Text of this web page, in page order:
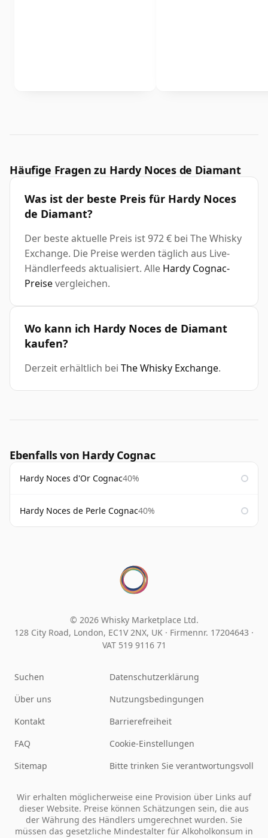
Häufige Fragen zu Hardy Noces de Diamant
Was ist der beste Preis für Hardy Noces
de Diamant?
Der beste aktuelle Preis ist 972 € bei The Whisky
Exchange. Die Preise werden täglich aus Live-
Händlerfeeds aktualisiert. Alle Hardy Cognac-
Preisevergleichen.
Wo kann ich Hardy Noces de Diamant
kaufen?
Derzeit erhältlich bei The Whisky Exchange.
Ebenfalls von Hardy Cognac
Hardy Noces d'Or Cognac40%
Hardy Noces de Perle Cognac40%
© 2026 Whisky Marketplace Ltd.
128 City Road, London, EC1V 2NX, UK · Firmennr. 17204643 ·
VAT 519 9116 71
Suchen
Über uns
Kontakt
FAQ
Sitemap
Datenschutzerklärung
Nutzungsbedingungen
Barrierefreiheit
Cookie-Einstellungen
Bitte trinken Sie verantwortungsvoll
Wir erhalten möglicherweise eine Provision über Links auf
dieser Website. Preise können Schätzungen sein, die aus
der Währung des Händlers umgerechnet wurden. Sie
müssen das gesetzliche Mindestalter für Alkoholkonsum in